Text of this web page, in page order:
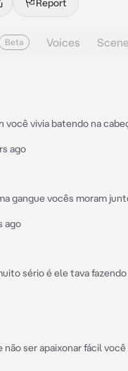
Report
Beta Voices
você vivia batendo na
(Você): kazutora para de
pensar em briga com a minha maninha ((Você e irmã do
ago
gangue vocês moram
a panela!!! Rindou: calma só tá
ago
sério é ele tava
não ser apaixonar fácil